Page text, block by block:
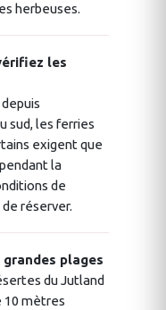
herbeuses.
les
sud, les ferries
exigent que
la
de
réserver.
grandes plages
du Jutland
10 mètres